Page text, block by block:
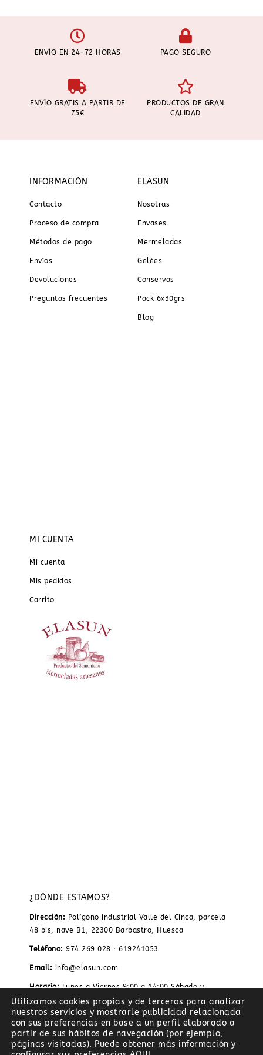
ENVÍO EN 24-72 HORAS PAGO SEGURO
ENVÍO GRATIS A PARTIR DE
75€
PRODUCTOS DE GRAN
CALIDAD
INFORMACIÓN
Contacto
Proceso de compra
Métodos de pago
Envíos
Devoluciones
Preguntas frecuentes
ELASUN
Nosotras
Envases
Mermeladas
Gelées
Conservas
Pack 6x30grs
Blog
MI CUENTA
Mi cuenta
Mis pedidos
Carrito
¿DÓNDE ESTAMOS?
Dirección: Polígono industrial Valle del Cinca, parcela
48 bis, nave B1, 22300 Barbastro, Huesca
Teléfono: 974 269 028 · 619241053
Email: info@elasun.com
Horario:Lunes a Viernes 9:00 a 14:00 Sábado y
domingo cerrado
Utilizamos cookies propias y de terceros para analizar
nuestros servicios y mostrarle publicidad relacionada
con sus preferencias en base a un perfil elaborado a
partir de sus hábitos de navegación (por ejemplo,
páginas visitadas). Puede obtener más información y